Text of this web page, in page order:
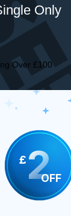
Only
Over £100
£2OFF